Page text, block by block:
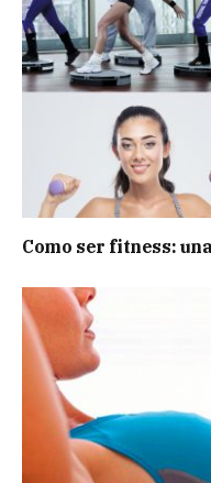
Como ser fitness: